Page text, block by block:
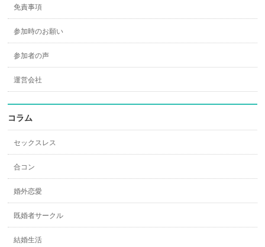
免責事項
参加時のお願い
参加者の声
運営会社
コラム
セックスレス
合コン
婚外恋愛
既婚者サークル
結婚生活